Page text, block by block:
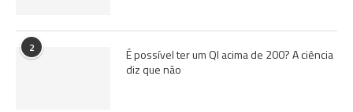
2
É possível ter um QI acima de 200? A ciência
diz que não